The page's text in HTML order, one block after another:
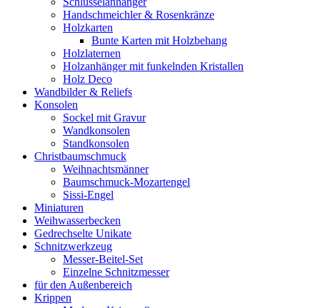
Handschmeichler & Rosenkränze
Holzkarten
Bunte Karten mit Holzbehang
Holzlaternen
Holzanhänger mit funkelnden Kristallen
Holz Deco
Wandbilder & Reliefs
Konsolen
Sockel mit Gravur
Wandkonsolen
Standkonsolen
Christbaumschmuck
Weihnachtsmänner
Baumschmuck-Mozartengel
Sissi-Engel
Miniaturen
Weihwasserbecken
Gedrechselte Unikate
Schnitzwerkzeug
Messer-Beitel-Set
Einzelne Schnitzmesser
für den Außenbereich
Krippen